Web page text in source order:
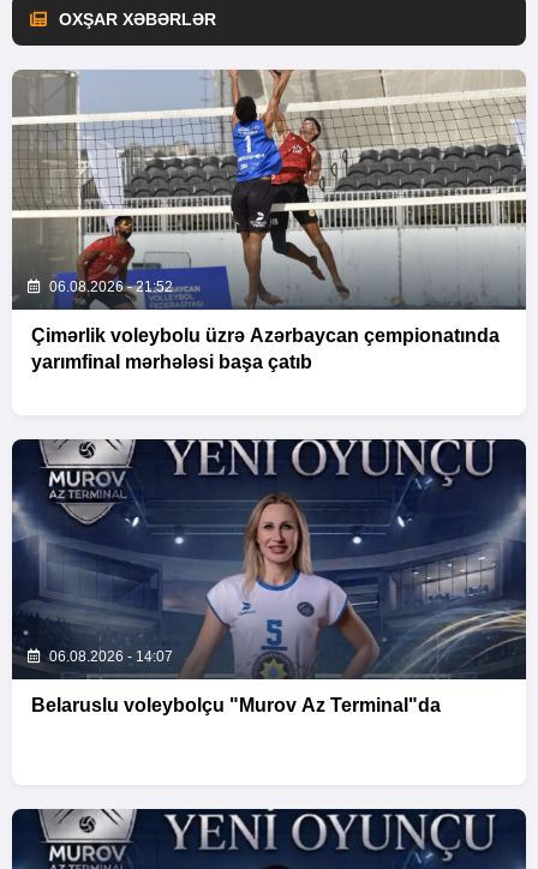
OXŞAR XƏBƏRLƏR
06.08.2026 - 21:52
Çimərlik voleybolu üzrə Azərbaycan çempionatında
yarımfinal mərhələsi başa çatıb
06.08.2026 - 14:07
Belaruslu voleybolçu "Murov Az Terminal"da